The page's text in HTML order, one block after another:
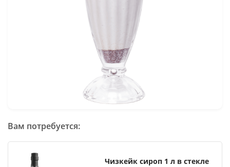
Вам потребуется:
Чизкейк сироп 1 л в стекле